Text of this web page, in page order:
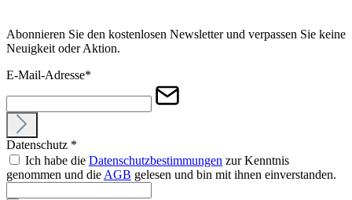
Abonnieren Sie den kostenlosen Newsletter und verpassen Sie keine
Neuigkeit oder Aktion.
E-Mail-Adresse*
Datenschutz *
Ich habe die Datenschutzbestimmungen zur Kenntnis
genommen und die AGB gelesen und bin mit ihnen einverstanden.